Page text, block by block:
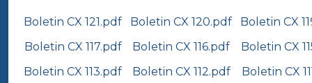
Boletin CX 121.pdf Boletin CX 120.pdf
Boletin CX
Boletin CX 117.pdf
Boletin CX 116.pdf
Boletin CX
Boletin CX 113.pdf
Boletin CX 112.pdf Boletin CX